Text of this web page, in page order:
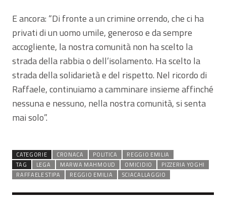
E ancora: “Di fronte a un crimine orrendo, che ci ha
privati di un uomo umile, generoso e da sempre
accogliente, la nostra comunità non ha scelto la
strada della rabbia o dell’isolamento. Ha scelto la
strada della solidarietà e del rispetto. Nel ricordo di
Raffaele, continuiamo a camminare insieme affinché
nessuna e nessuno, nella nostra comunità, si senta
mai solo”.
CATEGORIE CRONACA POLITICA
REGGIO EMILIA
TAG
LEGA MARWA MAHMOUD OMICIDIO
PIZZERIA YOGHI
RAFFAELE STIPA
REGGIO EMILIA SCIACALLAGGIO